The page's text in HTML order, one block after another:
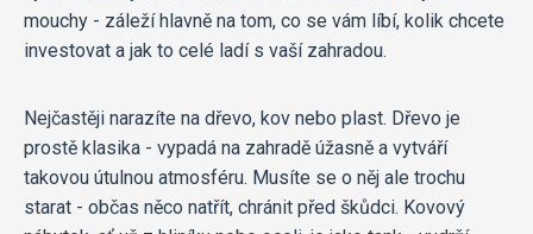
mouchy - záleží hlavně na tom, co se vám líbí, kolik chcete
investovat a jak to celé ladí s vaší zahradou.
Nejčastěji narazíte na dřevo, kov nebo plast. Dřevo je
prostě klasika - vypadá na zahradě úžasně a vytváří
takovou útulnou atmosféru. Musíte se o něj ale trochu
starat - občas něco natřít, chránit před škůdci. Kovový